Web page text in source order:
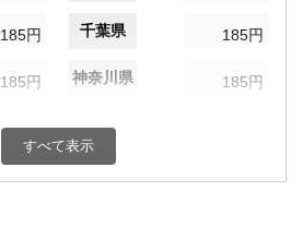
185円 千葉県 185円
185円 神奈川県 185円
185円 富山県
すべて表示